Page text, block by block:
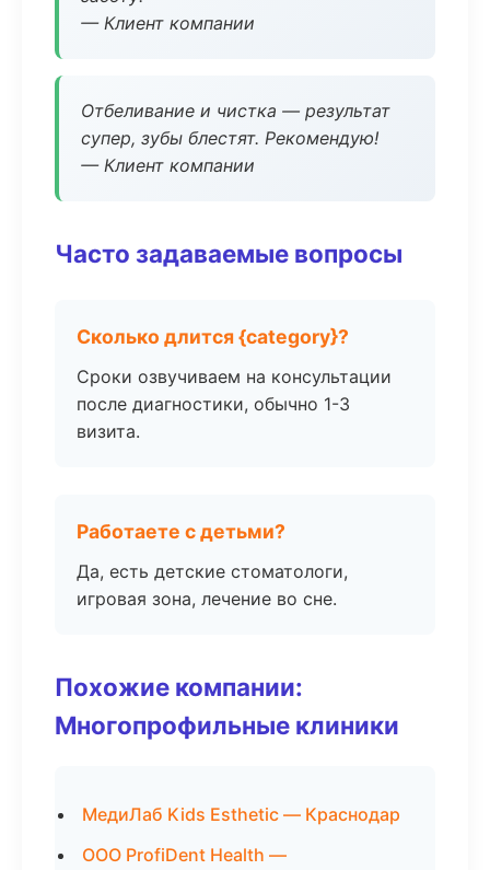
— Клиент компании
Отбеливание и чистка — результат
супер, зубы блестят. Рекомендую!
— Клиент компании
Часто задаваемые вопросы
Сколько длится {category}?
Сроки озвучиваем на консультации
после диагностики, обычно 1-3
визита.
Работаете с детьми?
Да, есть детские стоматологи,
игровая зона, лечение во сне.
Похожие компании:
Многопрофильные клиники
МедиЛаб Kids Esthetic — Краснодар
ООО ProfiDent Health —